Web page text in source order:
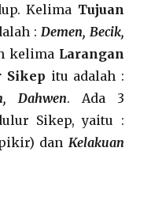
Kelima Tujuan
: Demen, Becik,
kelima Larangan
Sikep itu adalah :
Dahwen. Ada 3
Sikep, yaitu :
dan Kelakuan